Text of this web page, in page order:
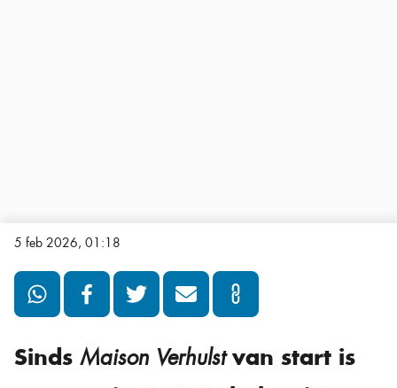
5 feb 2026, 01:18
Sinds Maison Verhulstvan start is